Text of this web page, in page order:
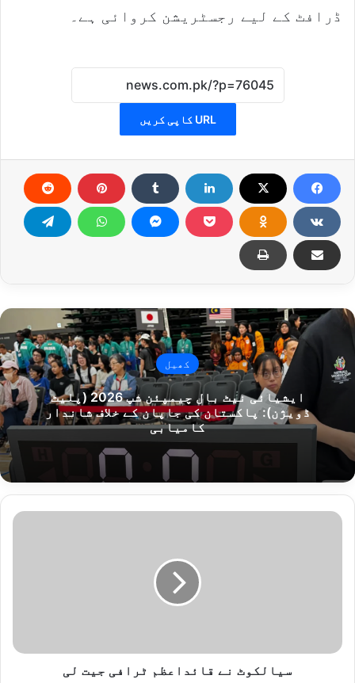
ڈرافٹ کے لیے رجسٹریشن کروائی ہے۔
URL کاپی کریں
کھیل
ایشیائی نیٹ بال چیمپئن شپ 2026 (پلیٹ
ڈویژن): پاکستان کی جاپان کے خلاف شاندار
کامیابی
س
ے
سیالکوٹ نے قائداعظم ٹرافی جیت لی